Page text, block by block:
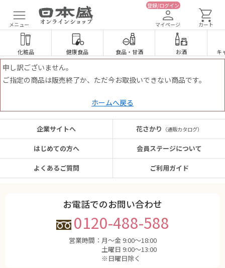
メニュー
登録/ログイン
マイページ カート
化粧品 健康食品 食品・ 甘酒 お酒 キ
申し訳ございません。
ご指定の商品は販売終了か、ただ今お取扱いできない商品です。
ホームへ戻る
企業サイトへ
はじめての方へ
よくあるご質問
花さかり （通販カタログ）
会員ステージについて
ご利用ガイド
お電話でのお問い合わせ
0120-488-588
営業時間： 月〜金 9:00〜18:00
土曜日 9:00〜13:00
※日曜日除く